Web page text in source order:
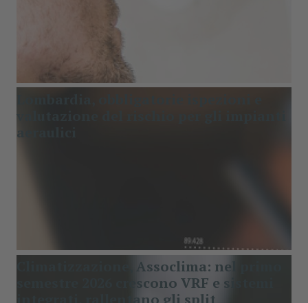
aeraulici
Climatizzazione, Assoclima: nel primo
semestre 2026 crescono VRF e sistemi